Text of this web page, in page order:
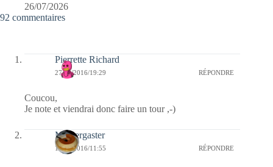
26/07/2026
92 commentaires
Pierrette Richard
27/08/2016/19:29 RÉPONDRE
Coucou,
Je note et viendrai donc faire un tour ,-)
Messergaster
18/08/2016/11:55 RÉPONDRE